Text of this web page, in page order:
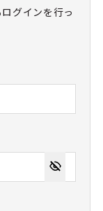
グインを行っ